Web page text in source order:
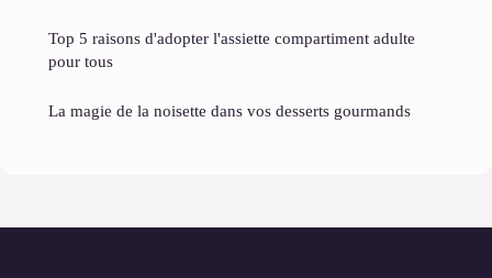
Top 5 raisons d'adopter l'assiette compartiment adulte
pour tous
La magie de la noisette dans vos desserts gourmands